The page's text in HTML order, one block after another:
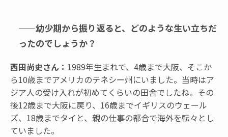
——幼少期から振り返ると、どのような生い立ちだ
ったのでしょうか？
西田尚史さん： 1989年生まれで、4歳まで大阪、そこか
ら10歳までアメリカのテネシー州にいました。当時はア
ジア人の受け入れが初めてくらいの田舎でしたね。その
後12歳まで大阪に戻り、16歳までイギリスのウェール
ズ、18歳までタイと、親の仕事の都合で海外を転々とし
ていました。